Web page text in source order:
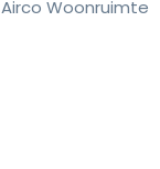
Airco Woonruimte